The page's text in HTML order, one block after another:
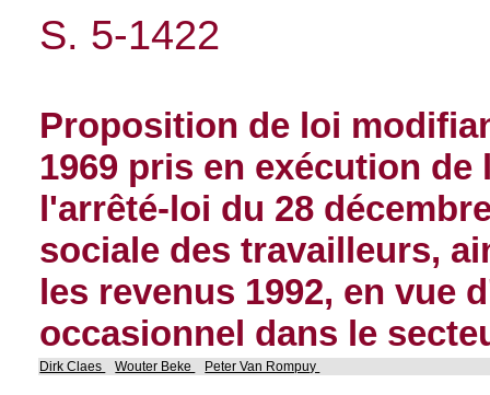
S. 5-1422
Proposition de loi
1969 pris en exécution
l'arrêté-loi du 28
sociale des travailleurs,
les revenus 1992, en vue
occasionnel dans le
Dirk Claes Wouter Beke Peter Van Rompuy